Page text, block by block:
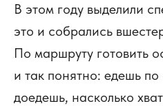
В этом году выделили
это и собрались
По маршруту готовить
и так понятно: едешь по
доедешь, насколько